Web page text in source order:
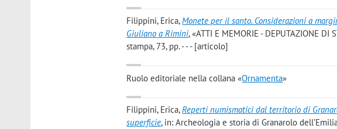
Filippini, Erica,Monete per il santo. Considerazioni a
Giuliano a Rimini, «ATTI E MEMORIE - DEPUTAZIONE DI
stampa, 73, pp. - - - [articolo]
Ruolo editoriale nella collana «Ornamenta»
Filippini, Erica,Reperti numismatici dal territorio di
superficie, in: Archeologia e storia di Granarolo